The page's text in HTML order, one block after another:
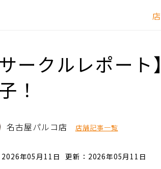
サークルレポー
！
名古屋パルコ店 店舗記事一覧
2026年05月11日 更新：2026年05月11日